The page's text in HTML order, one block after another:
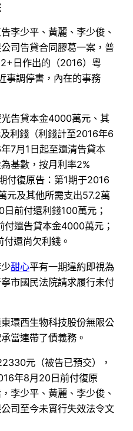
李少平、黃麗、李少俊、
司告貸合同膠葛一案，普
日作出的（2016）粵
事調停書，內在的事務
告貸本金4000萬元、其
利錢（利錢計至2016年6
7月1日起至還清告貸本
基數，按月利率2%
付復原告：第1期于2016
元及其他所需支出57.2萬
前付還利錢100萬元；
還告貸本金4000萬元；
還尚欠利錢。
甜心平有一期違約即視為
市國民法院請求履行未付
環西生物科技股份無限公
當連帶了債義務。
元（被告已預交），
年8月20日前付復原
李少平、黃麗、李少俊、
司至今未實行失效法令文